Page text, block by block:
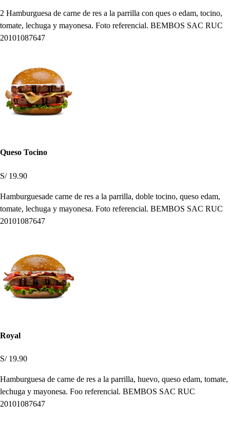
2 Hamburguesa de carne de res a la parrilla con ques o edam, tocino,
tomate, lechuga y mayonesa. Foto referencial. BEMBOS SAC RUC
20101087647
Queso Tocino
S/ 19.90
Hamburguesade carne de res a la parrilla, doble tocino, queso edam,
tomate, lechuga y mayonesa. Foto referencial. BEMBOS SAC RUC
20101087647
Royal
S/ 19.90
Hamburguesa de carne de res a la parrilla, huevo, queso edam, tomate,
lechuga y mayonesa. Foo referencial. BEMBOS SAC RUC
20101087647